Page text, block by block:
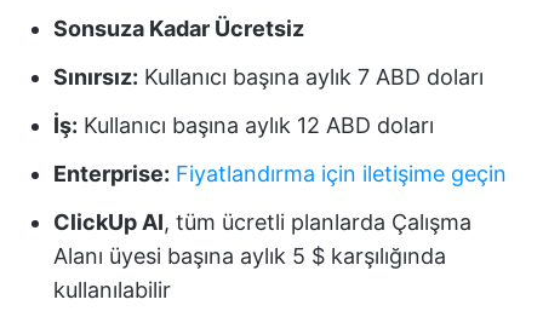
Sonsuza Kadar Ücretsiz
Sınırsız: Kullanıcı başına aylık 7 ABD doları
İş: Kullanıcı başına aylık 12 ABD doları
Enterprise: Fiyatlandırma için iletişime geçin
ClickUp AI, tüm ücretli planlarda Çalışma
Alanı üyesi başına aylık 5 $ karşılığında
kullanılabilir